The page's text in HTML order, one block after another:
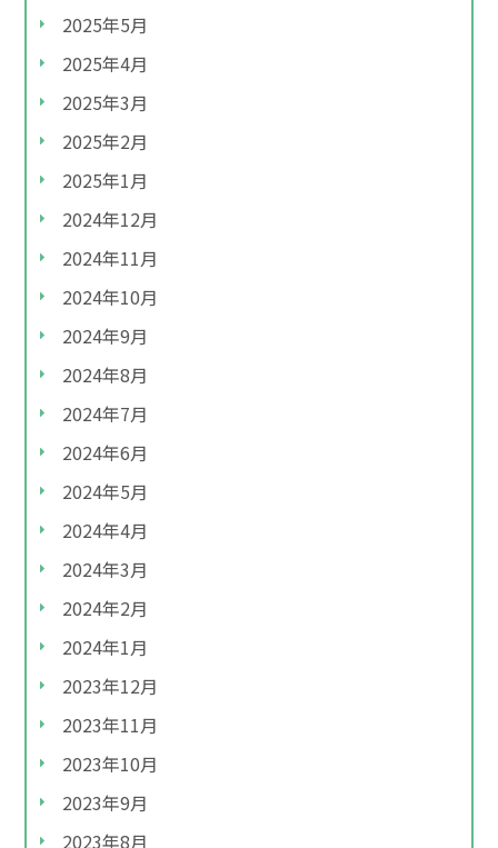
2025年5月
2025年4月
2025年3月
2025年2月
2025年1月
2024年12月
2024年11月
2024年10月
2024年9月
2024年8月
2024年7月
2024年6月
2024年5月
2024年4月
2024年3月
2024年2月
2024年1月
2023年12月
2023年11月
2023年10月
2023年9月
2023年8月